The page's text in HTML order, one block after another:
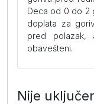
Deca od 0 do 2
doplata za
pred
obavešteni.
Nije